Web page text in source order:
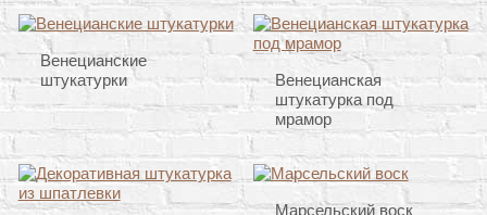
Венецианские
штукатурки
Венецианская
штукатурка под
мрамор
Марсельский воск